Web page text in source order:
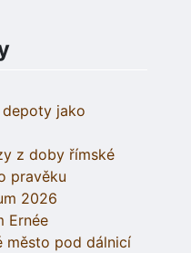
jako
z doby římské
pravěku
2026
Ernée
město pod dálnicí